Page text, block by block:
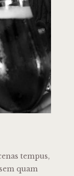
tempus,
quam